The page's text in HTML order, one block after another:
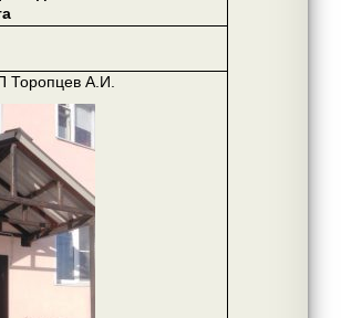
Торопцев А.И.